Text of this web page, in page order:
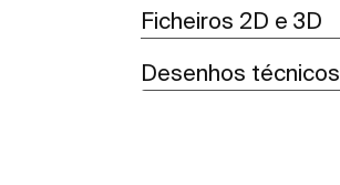
Ficheiros 2D e 3D
Desenhos técnicos